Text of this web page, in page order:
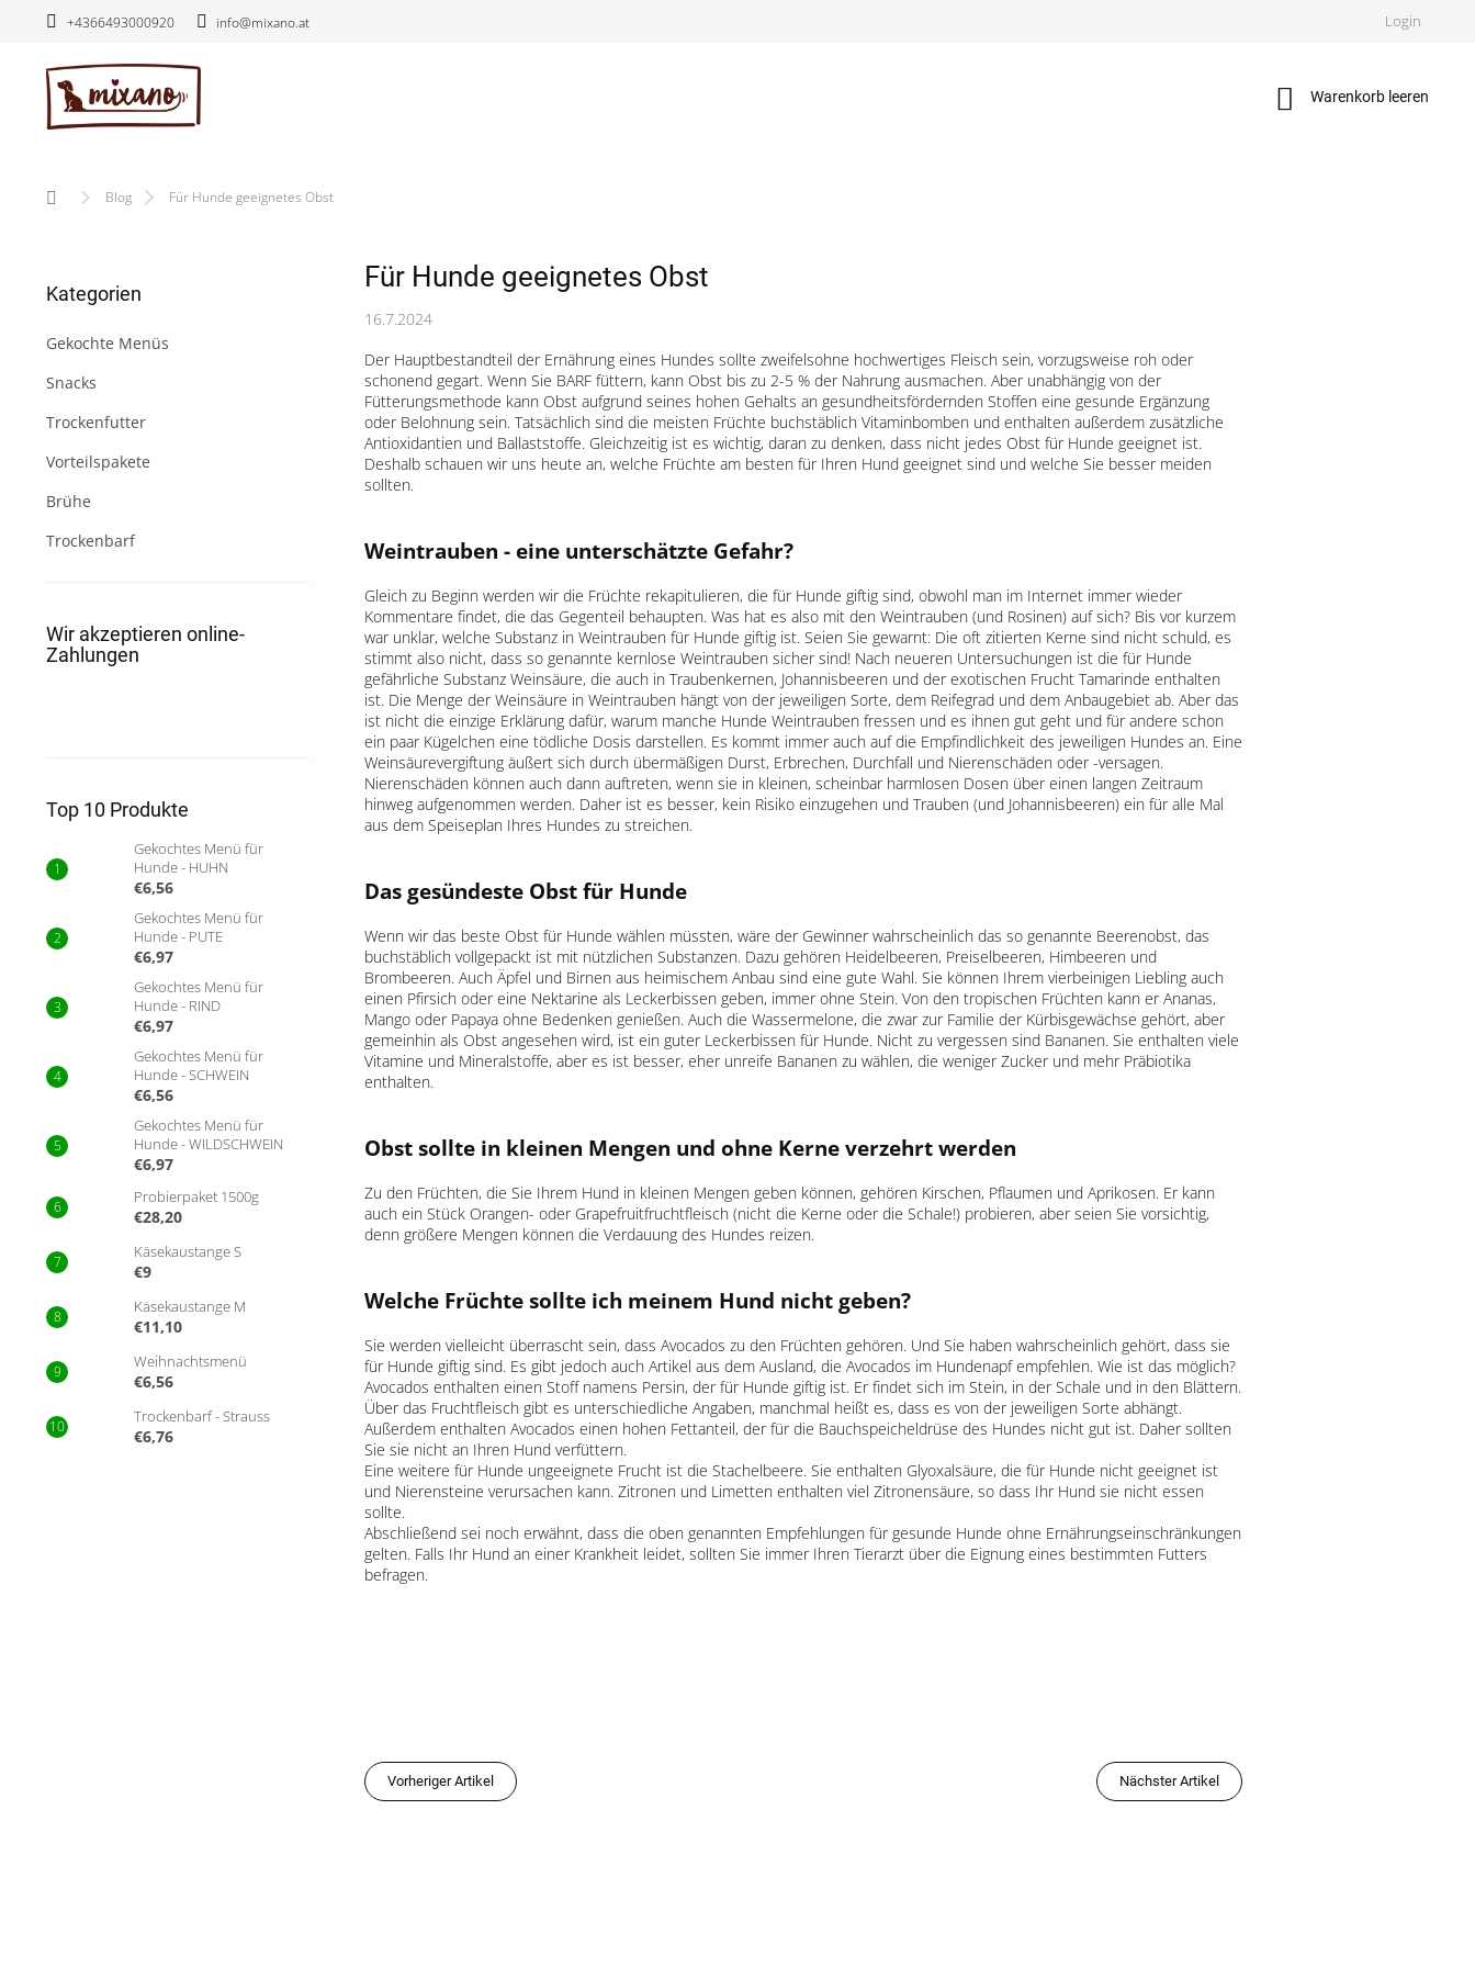
+4366493000920 info@mixano.at Login
Warenkorb
Warenkorb leeren
Startseite
Blog Für Hunde geeignetes Obst
i
e
n
e
s
t
überspringen
Kategorien
Gekochte Menüs
Snacks
Trockenfutter
Vorteilspakete
Brühe
Trockenbarf
Wir akzeptieren online-
Zahlungen
Top 10 Produkte
Gekochtes Menü für
Hunde - HUHN
€6,56
Gekochtes Menü für
Hunde - PUTE
€6,97
Gekochtes Menü für
Hunde - RIND
€6,97
Gekochtes Menü für
Hunde - SCHWEIN
€6,56
Gekochtes Menü für
Hunde - WILDSCHWEIN
€6,97
Probierpaket 1500g
€28,20
Käsekaustange S
€9
Käsekaustange M
€11,10
Weihnachtsmenü
€6,56
Trockenbarf - Strauss
€6,76
Für Hunde geeignetes Obst
16.7.2024
Der Hauptbestandteil der Ernährung eines Hundes sollte zweifelsohne hochwertiges Fleisch sein, vorzugsweise roh oder
schonend gegart. Wenn Sie BARF füttern, kann Obst bis zu 2-5 % der Nahrung ausmachen. Aber unabhängig von der
Fütterungsmethode kann Obst aufgrund seines hohen Gehalts an gesundheitsfördernden Stoffen eine gesunde Ergänzung
oder Belohnung sein. Tatsächlich sind die meisten Früchte buchstäblich Vitaminbomben und enthalten außerdem zusätzliche
Antioxidantien und Ballaststoffe. Gleichzeitig ist es wichtig, daran zu denken, dass nicht jedes Obst für Hunde geeignet ist.
Deshalb schauen wir uns heute an, welche Früchte am besten für Ihren Hund geeignet sind und welche Sie besser meiden
sollten.
Weintrauben - eine unterschätzte Gefahr?
Gleich zu Beginn werden wir die Früchte rekapitulieren, die für Hunde giftig sind, obwohl man im Internet immer wieder
Kommentare findet, die das Gegenteil behaupten. Was hat es also mit den Weintrauben (und Rosinen) auf sich? Bis vor kurzem
war unklar, welche Substanz in Weintrauben für Hunde giftig ist. Seien Sie gewarnt: Die oft zitierten Kerne sind nicht schuld, es
stimmt also nicht, dass so genannte kernlose Weintrauben sicher sind! Nach neueren Untersuchungen ist die für Hunde
gefährliche Substanz Weinsäure, die auch in Traubenkernen, Johannisbeeren und der exotischen Frucht Tamarinde enthalten
ist. Die Menge der Weinsäure in Weintrauben hängt von der jeweiligen Sorte, dem Reifegrad und dem Anbaugebiet ab. Aber das
ist nicht die einzige Erklärung dafür, warum manche Hunde Weintrauben fressen und es ihnen gut geht und für andere schon
ein paar Kügelchen eine tödliche Dosis darstellen. Es kommt immer auch auf die Empfindlichkeit des jeweiligen Hundes an. Eine
Weinsäurevergiftung äußert sich durch übermäßigen Durst, Erbrechen, Durchfall und Nierenschäden oder -versagen.
Nierenschäden können auch dann auftreten, wenn sie in kleinen, scheinbar harmlosen Dosen über einen langen Zeitraum
hinweg aufgenommen werden. Daher ist es besser, kein Risiko einzugehen und Trauben (und Johannisbeeren) ein für alle Mal
aus dem Speiseplan Ihres Hundes zu streichen.
Das gesündeste Obst für Hunde
Wenn wir das beste Obst für Hunde wählen müssten, wäre der Gewinner wahrscheinlich das so genannte Beerenobst, das
buchstäblich vollgepackt ist mit nützlichen Substanzen. Dazu gehören Heidelbeeren, Preiselbeeren, Himbeeren und
Brombeeren. Auch Äpfel und Birnen aus heimischem Anbau sind eine gute Wahl. Sie können Ihrem vierbeinigen Liebling auch
einen Pfirsich oder eine Nektarine als Leckerbissen geben, immer ohne Stein. Von den tropischen Früchten kann er Ananas,
Mango oder Papaya ohne Bedenken genießen. Auch die Wassermelone, die zwar zur Familie der Kürbisgewächse gehört, aber
gemeinhin als Obst angesehen wird, ist ein guter Leckerbissen für Hunde. Nicht zu vergessen sind Bananen. Sie enthalten viele
Vitamine und Mineralstoffe, aber es ist besser, eher unreife Bananen zu wählen, die weniger Zucker und mehr Präbiotika
enthalten.
Obst sollte in kleinen Mengen und ohne Kerne verzehrt werden
Zu den Früchten, die Sie Ihrem Hund in kleinen Mengen geben können, gehören Kirschen, Pflaumen und Aprikosen. Er kann
auch ein Stück Orangen- oder Grapefruitfruchtfleisch (nicht die Kerne oder die Schale!) probieren, aber seien Sie vorsichtig,
denn größere Mengen können die Verdauung des Hundes reizen.
Welche Früchte sollte ich meinem Hund nicht geben?
Sie werden vielleicht überrascht sein, dass Avocados zu den Früchten gehören. Und Sie haben wahrscheinlich gehört, dass sie
für Hunde giftig sind. Es gibt jedoch auch Artikel aus dem Ausland, die Avocados im Hundenapf empfehlen. Wie ist das möglich?
Avocados enthalten einen Stoff namens Persin, der für Hunde giftig ist. Er findet sich im Stein, in der Schale und in den Blättern.
Über das Fruchtfleisch gibt es unterschiedliche Angaben, manchmal heißt es, dass es von der jeweiligen Sorte abhängt.
Außerdem enthalten Avocados einen hohen Fettanteil, der für die Bauchspeicheldrüse des Hundes nicht gut ist. Daher sollten
Sie sie nicht an Ihren Hund verfüttern.
Eine weitere für Hunde ungeeignete Frucht ist die Stachelbeere. Sie enthalten Glyoxalsäure, die für Hunde nicht geeignet ist
und Nierensteine verursachen kann. Zitronen und Limetten enthalten viel Zitronensäure, so dass Ihr Hund sie nicht essen
sollte.
Abschließend sei noch erwähnt, dass die oben genannten Empfehlungen für gesunde Hunde ohne Ernährungseinschränkungen
gelten. Falls Ihr Hund an einer Krankheit leidet, sollten Sie immer Ihren Tierarzt über die Eignung eines bestimmten Futters
befragen.
Vorheriger Artikel Nächster Artikel